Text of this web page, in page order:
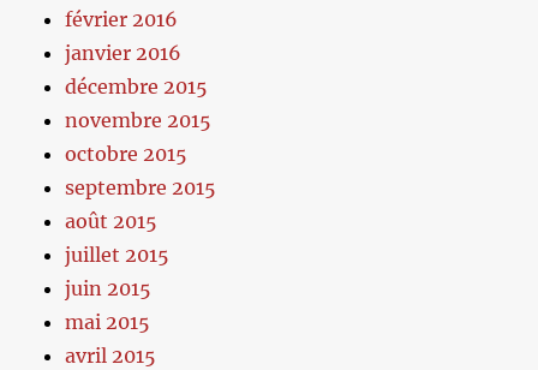
février 2016
janvier 2016
décembre 2015
novembre 2015
octobre 2015
septembre 2015
août 2015
juillet 2015
juin 2015
mai 2015
avril 2015